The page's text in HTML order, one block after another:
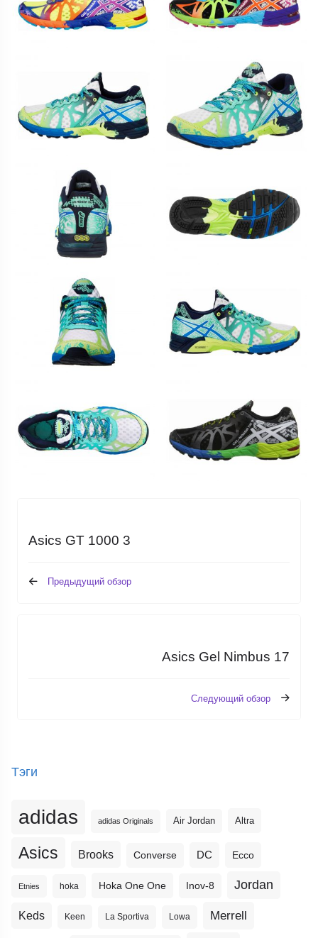
Asics GT 1000 3
Предыдущий обзор
Asics Gel Nimbus 17
Следующий обзор
Тэги
adidas adidas Originals Air Jordan Altra
Asics Brooks Converse DC Ecco
Etnies hoka Hoka One One Inov-8 Jordan
Keds Keen La Sportiva Lowa Merrell